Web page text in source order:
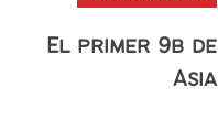
El primer 9b de
Asia